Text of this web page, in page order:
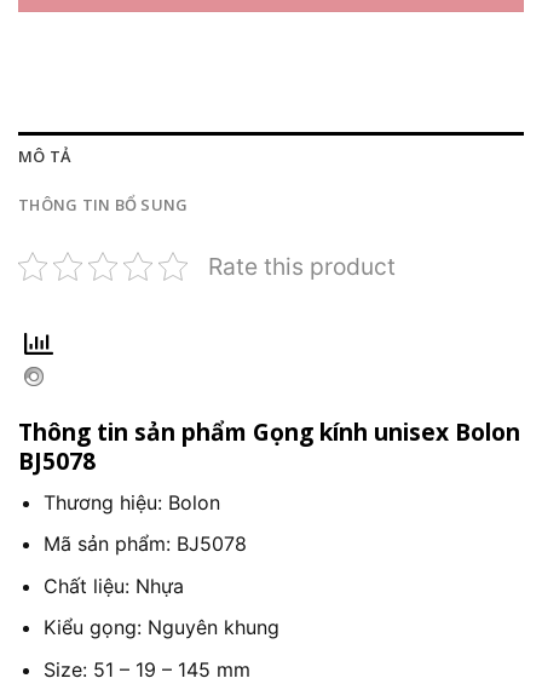
MÔ TẢ
THÔNG TIN BỔ SUNG
Rate this product
Thông tin sản phẩm Gọng kính unisex Bolon
BJ5078
Thương hiệu: Bolon
Mã sản phẩm: BJ5078
Chất liệu: Nhựa
Kiểu gọng: Nguyên khung
Size: 51 – 19 – 145 mm